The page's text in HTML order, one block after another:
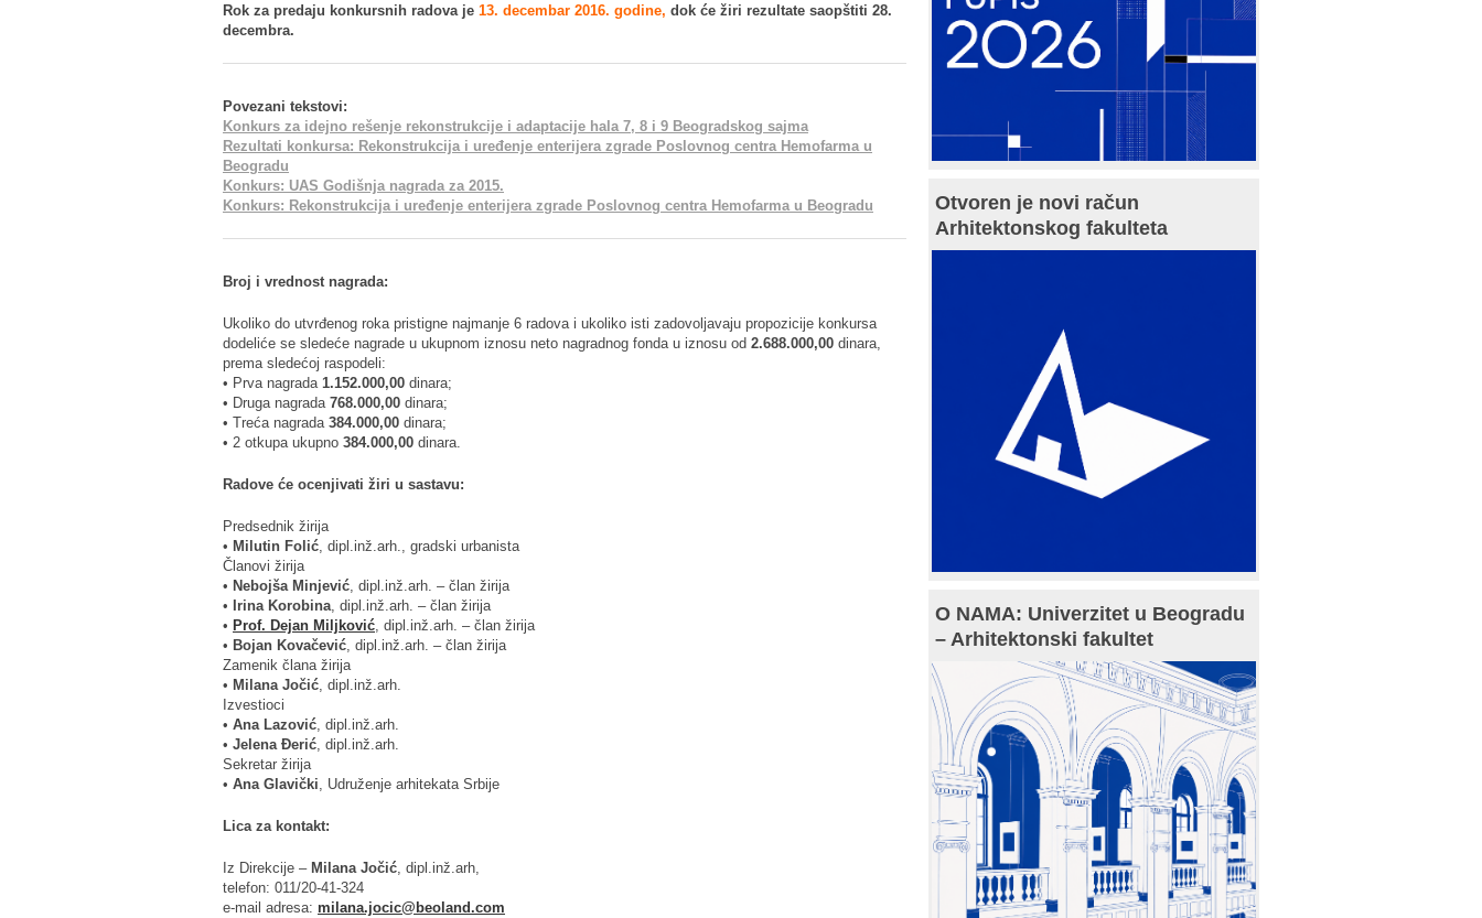
Rok za predaju konkursnih radova je 13. decembar 2016. godine, dok će žiri rezultate saopštiti 28.
decembra.
Povezani tekstovi:
Konkurs za idejno rešenje rekonstrukcije i adaptacije hala 7, 8 i 9 Beogradskog sajma
Rezultati konkursa: Rekonstrukcija i uređenje enterijera zgrade Poslovnog centra Hemofarma u
Beogradu
Konkurs: UAS Godišnja nagrada za 2015.
Konkurs: Rekonstrukcija i uređenje enterijera zgrade Poslovnog centra Hemofarma u Beogradu
Broj i vrednost nagrada:
Ukoliko do utvrđenog roka pristigne najmanje 6 radova i ukoliko isti zadovoljavaju propozicije konkursa
dodeliće se sledeće nagrade u ukupnom iznosu neto nagradnog fonda u iznosu od 2.688.000,00 dinara,
prema sledećoj raspodeli:
• Prva nagrada 1.152.000,00 dinara;
• Druga nagrada 768.000,00 dinara;
• Treća nagrada 384.000,00 dinara;
• 2 otkupa ukupno 384.000,00 dinara.
Radove će ocenjivati žiri u sastavu:
Predsednik žirija
• Milutin Folić, dipl.inž.arh., gradski urbanista
Članovi žirija
• Nebojša Minjević, dipl.inž.arh. – član žirija
•
Irina Korobina, dipl.inž.arh. – član žirija
• Prof. Dejan Miljković, dipl.inž.arh. – član žirija
• Bojan Kovačević, dipl.inž.arh. – član žirija
Zamenik člana žirija
• Milana Jočić, dipl.inž.arh.
Izvestioci
• Ana Lazović, dipl.inž.arh.
• Jelena Đerić, dipl.inž.arh.
Sekretar žirija
• Ana Glavički, Udruženje arhitekata Srbije
Lica za kontakt:
Iz Direkcije – Milana Jočić, dipl.inž.arh,
telefon: 011/20-41-324
e-mail adresa: milana.jocic@beoland.com
Otvoren je novi račun
Arhitektonskog fakulteta
O NAMA: Univerzitet u Beogradu
– Arhitektonski fakultet